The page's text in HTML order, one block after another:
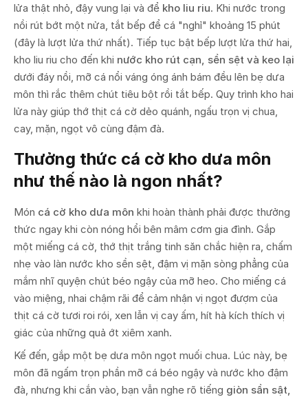
lửa thật nhỏ, đậy vung lại và để kho liu riu. Khi nước trong
nồi rút bớt một nửa, tắt bếp để cá "nghỉ" khoảng 15 phút
(đây là lượt lửa thứ nhất). Tiếp tục bật bếp lượt lửa thứ hai,
kho liu riu cho đến khi nước kho rút cạn, sền sệt và keo lại
dưới đáy nồi, mỡ cá nổi váng óng ánh bám đều lên bẹ dưa
môn thì rắc thêm chút tiêu bột rồi tắt bếp. Quy trình kho hai
lửa này giúp thớ thịt cá cờ dẻo quánh, ngấu trọn vị chua,
cay, mặn, ngọt vô cùng đậm đà.
Thưởng thức cá cờ kho dưa môn
như thế nào là ngon nhất?
Món cá cờ kho dưa môn khi hoàn thành phải được thưởng
thức ngay khi còn nóng hổi bên mâm cơm gia đình. Gắp
một miếng cá cờ, thớ thịt trắng tinh săn chắc hiện ra, chấm
nhẹ vào làn nước kho sền sệt, đậm vị mặn sòng phẳng của
mắm nhĩ quyện chút béo ngậy của mỡ heo. Cho miếng cá
vào miệng, nhai chậm rãi để cảm nhận vị ngọt đượm của
thịt cá cờ tươi roi rói, xen lẫn vị cay ấm, hít hà kích thích vị
giác của những quả ớt xiêm xanh.
Kế đến, gắp một bẹ dưa môn ngọt muối chua. Lúc này, bẹ
môn đã ngấm trọn phần mỡ cá béo ngậy và nước kho đậm
đà, nhưng khi cắn vào, bạn vẫn nghe rõ tiếng giòn sần sật,